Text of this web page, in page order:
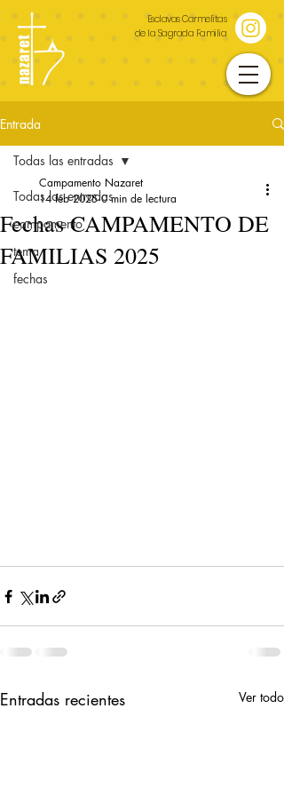
Esclavas Carmelitas
de la Sagrada Familia
Entrada
Todas las entradas
campamento
tema
fechas
Todas las entradas
Fechas CAMPAMENTO DE
FAMILIAS 2025
Campamento Nazaret
14 feb 2025 0 min de lectura
Entradas recientes Ver todo